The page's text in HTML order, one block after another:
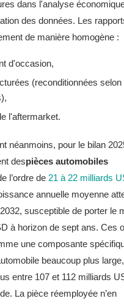
dans l'analyse
des données. Les
de manière homogène :
d'occasion,
(reconditionnées selon
l'aftermarket.
néanmoins, pour le bilan
despièces automobiles
l’ordre de 21 à 22 milliards
annuelle moyenne
susceptible de porter le
à horizon de sept ans. Ces
une composante
beaucoup plus
entre 107 et 112 milliards
La pièce réemployée n’en